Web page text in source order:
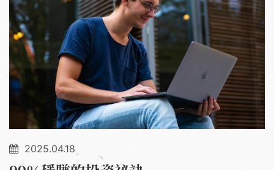
2025.04.18